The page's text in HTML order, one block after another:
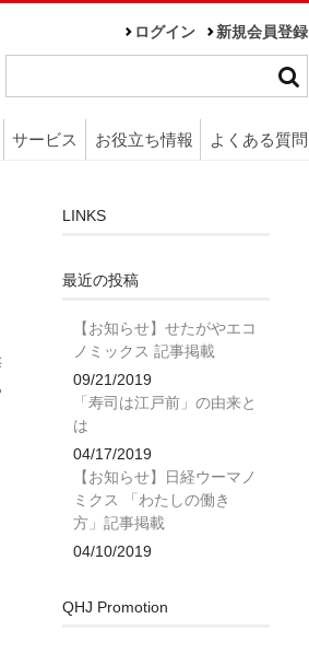
ログイン 新規会員登録
サービス お役立ち情報 よくある質問
LINKS
最近の投稿
【お知らせ】せたがやエコ
ノミックス 記事掲載
09/21/2019
「寿司は江戸前」の由来と
は
04/17/2019
【お知らせ】日経ウーマノ
ミクス 「わたしの働き
方」記事掲載
04/10/2019
QHJ Promotion